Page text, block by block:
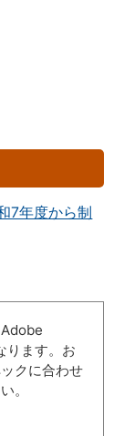
7年度から制
ります。お
クに合わせ
。